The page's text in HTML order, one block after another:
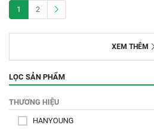
XEM THÊM
LỌC SẢN PHẨM
THƯƠNG HIỆU
HANYOUNG
1 2